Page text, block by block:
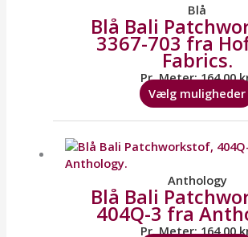
Blå
Blå Bali
3367-703 fra
Fabrics.
Pr. Meter:164,00
Vælg muligheder
Anthology
Blå Bali
404Q-3 fra
Pr. Meter:164,00